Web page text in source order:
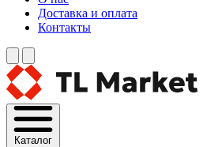
Доставка и оплата
Контакты
Каталог